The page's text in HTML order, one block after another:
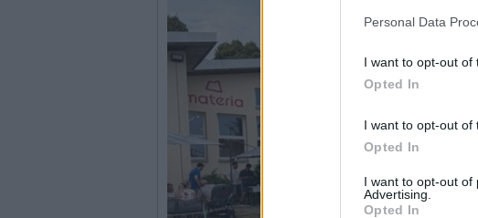
Personal Data
I want to opt-out of
Opted In
I want to opt-out of
Opted In
I want to opt-out of
Advertising.
Opted In